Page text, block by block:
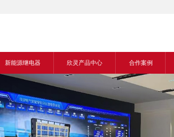
新能源继电器
能源交流继电器
能源直流继电器
欣灵产品中心
继电器
传感器
合作案例
食品机械行业
机床行业